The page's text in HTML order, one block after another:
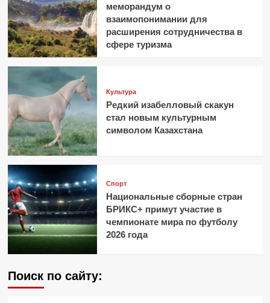
меморандум о
взаимопонимании для
расширения сотрудничества в
сфере туризма
Культура
Редкий изабелловый скакун
стал новым культурным
символом Казахстана
Спорт
Национальные сборные стран
БРИКС+ примут участие в
чемпионате мира по футболу
2026 года
Поиск по сайту: